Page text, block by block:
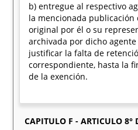
b) entregue al respectivo
la mencionada publicación
original por él o su
archivada por dicho
justificar la falta de
correspondiente, hasta la
de la exención.
CAPITULO F - ARTICULO 8°